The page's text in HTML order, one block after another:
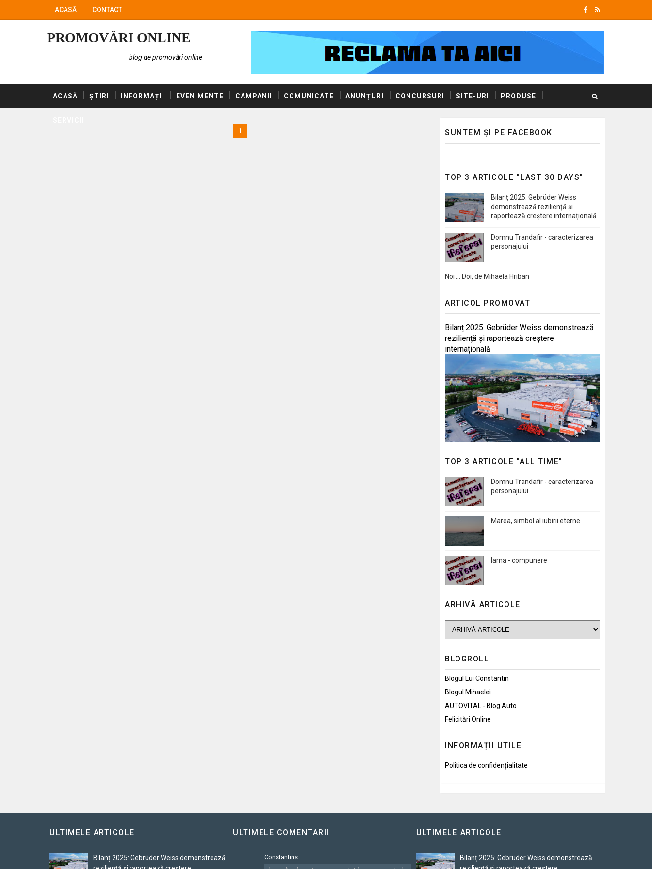
ACASĂ CONTACT
PROMOVĂRI ONLINE
blog de promovări online
ACASĂ ȘTIRI INFORMAȚII EVENIMENTE CAMPANII COMUNICATE ANUNȚURI CONCURSURI SITE-URI PRODUSE
1
SUNTEM ȘI PE FACEBOOK
TOP 3 ARTICOLE "LAST 30 DAYS"
Bilanț 2025: Gebrüder Weiss
demonstrează reziliență și
raportează creștere internațională
Domnu Trandafir - caracterizarea
personajului
Noi … Doi, de Mihaela Hriban
ARTICOL PROMOVAT
Bilanț 2025: Gebrüder Weiss demonstrează
reziliență și raportează creștere
internațională
TOP 3 ARTICOLE "ALL TIME"
Domnu Trandafir - caracterizarea
personajului
Marea, simbol al iubirii eterne
Iarna - compunere
ARHIVĂ ARTICOLE
BLOGROLL
Blogul Lui Constantin
Blogul Mihaelei
AUTOVITAL - Blog Auto
Felicitări Online
INFORMAȚII UTILE
Politica de confidențialitate
ULTIMELE ARTICOLE
Bilanț 2025: Gebrüder Weiss demonstrează
ULTIMELE COMENTARII
Constantins
ULTIMELE ARTICOLE
Bilanț 2025: Gebrüder Weiss demonstrează